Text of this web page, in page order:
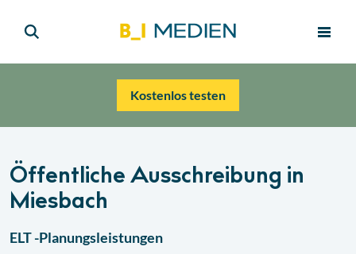
Kostenlos testen
Öffentliche Ausschreibung in
Miesbach
ELT -Planungsleistungen